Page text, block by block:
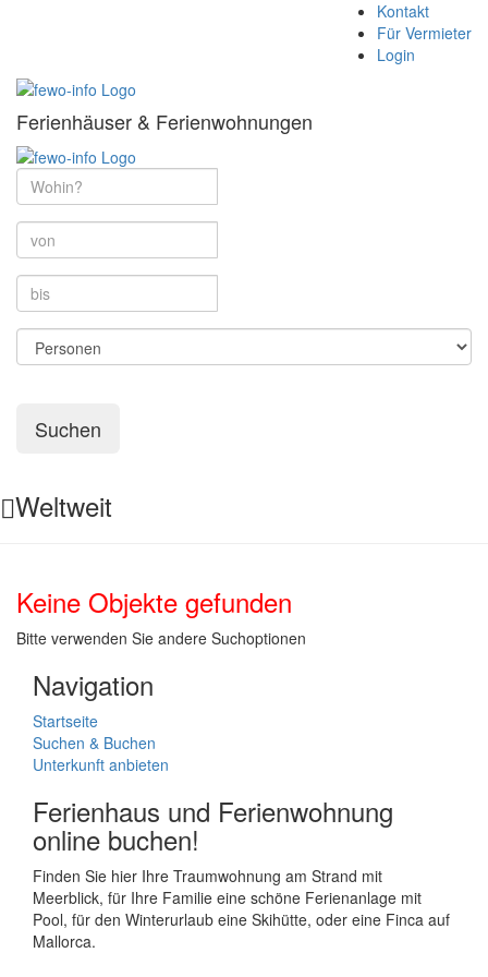
Kontakt
Für Vermieter
Login
Ferienhäuser & Ferienwohnungen
Suchen
Weltweit
Keine Objekte gefunden
Bitte verwenden Sie andere Suchoptionen
Navigation
Startseite
Suchen & Buchen
Unterkunft anbieten
Ferienhaus und Ferienwohnung
online buchen!
Finden Sie hier Ihre Traumwohnung am Strand mit
Meerblick, für Ihre Familie eine schöne Ferienanlage mit
Pool, für den Winterurlaub eine Skihütte, oder eine Finca auf
Mallorca.